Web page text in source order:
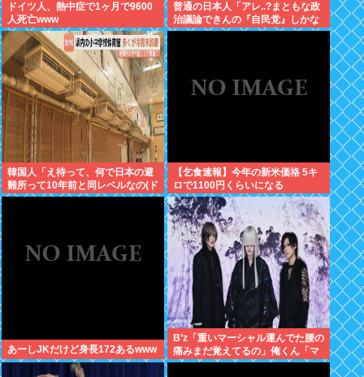
ドイツ人、熱中症で1ヶ月で9600
人死亡www
普通の日本人「アレ..?まともな政
治議論できんの『自民党』しかな
くね？左って下品な言葉しか使え
韓国人「え待って、何で日本の避
難所って10年前と同レベルなの(ド
ン引き
【乞食速報】今年の新米価格 5キ
ロで1100円くらいになる
あーしJKだけど身長172あるwww
B’z「重いマーシャル運んでた腰の
痛みまだ覚えてるの」俺くん「マ
ーシャルって何？ 」